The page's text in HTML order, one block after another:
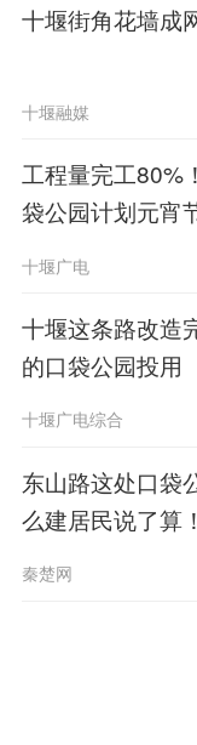
十堰街角花墙成
十堰融媒
工程量完工80%
袋公园计划元宵
十堰广电
十堰这条路改造
的口袋公园投用
十堰广电综合
东山路这处口袋
么建居民说了算！
秦楚网